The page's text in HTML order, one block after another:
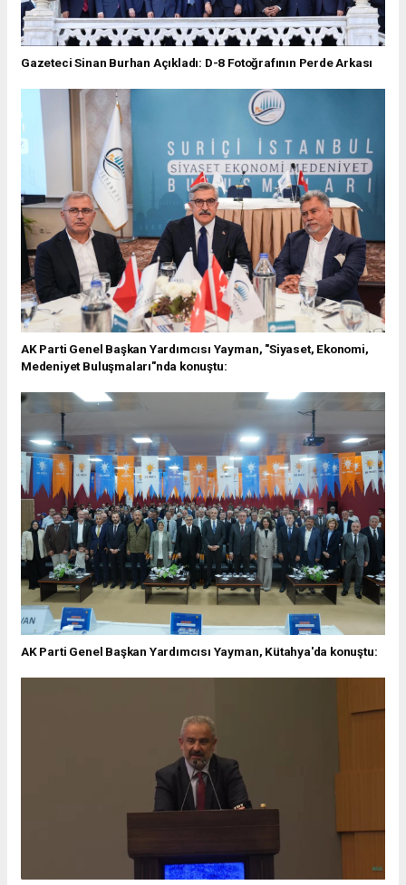
Gazeteci Sinan Burhan Açıkladı: D-8 Fotoğrafının Perde Arkası
AK Parti Genel Başkan Yardımcısı Yayman, "Siyaset, Ekonomi,
Medeniyet Buluşmaları"nda konuştu:
AK Parti Genel Başkan Yardımcısı Yayman, Kütahya'da konuştu: